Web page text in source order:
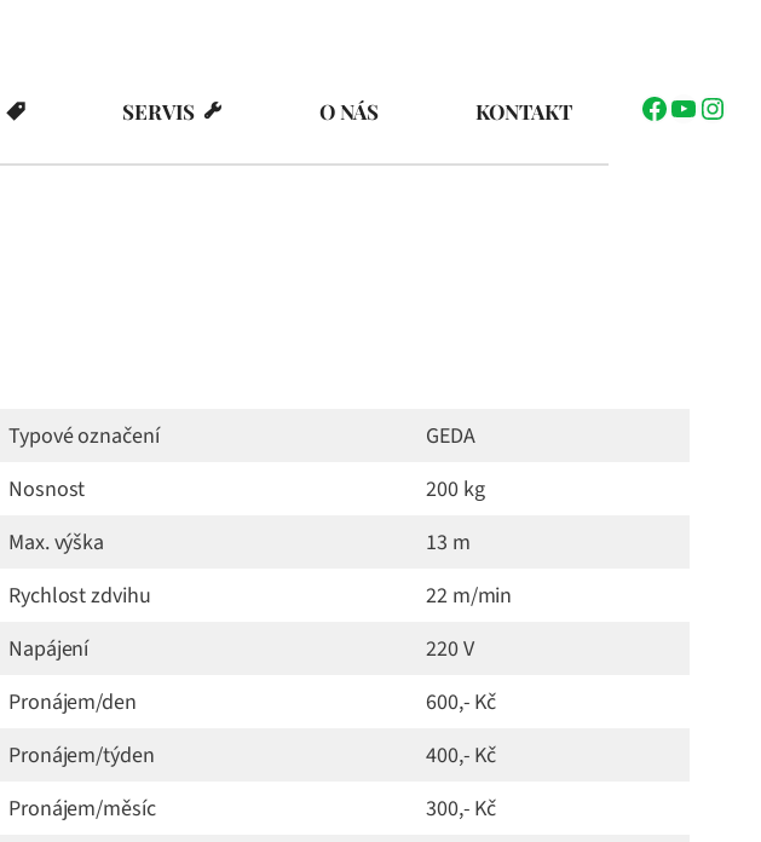
SERVIS O NÁS KONTAKT Facebook
Typové označení
GEDA
Nosnost
200 kg
Max. výška
13 m
Rychlost zdvihu
22 m/min
Napájení
220 V
Pronájem/den
600,- Kč
Pronájem/týden
400,- Kč
Pronájem/měsíc
300,- Kč